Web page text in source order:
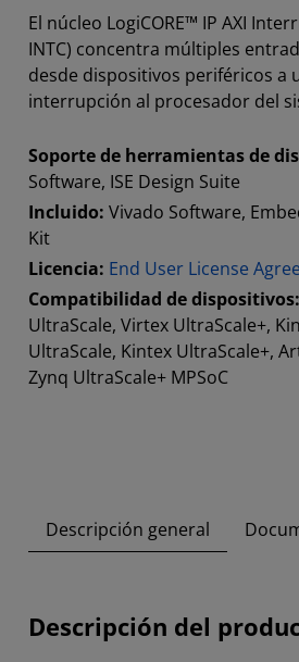
El núcleo LogiCORE™ IP AXI
INTC) concentra múltiples
desde dispositivos periféricos a
interrupción al procesador del
Soporte de herramientas de
Software, ISE Design Suite
Incluido: Vivado Software,
Kit
Licencia: End User License
Compatibilidad de dispositivos:
UltraScale, Virtex UltraScale+,
UltraScale, Kintex UltraScale+,
Zynq UltraScale+ MPSoC
Descripción general
Descripción del